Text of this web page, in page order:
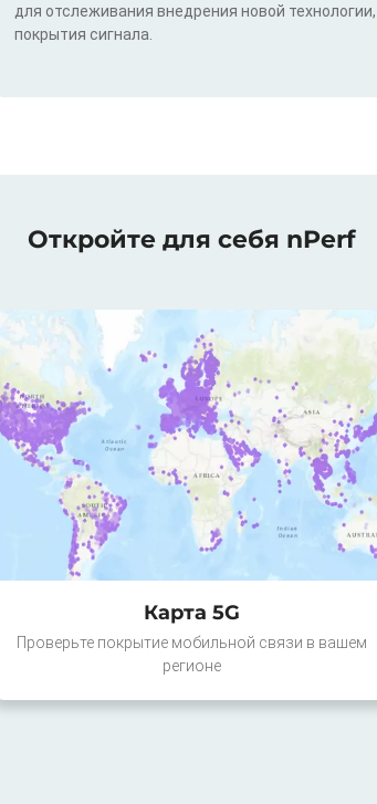
для отслеживания внедрения новой
покрытия сигнала.
Откройте для себя nPerf
Карта 5G
Проверьте покрытие мобильной связи в вашем
регионе